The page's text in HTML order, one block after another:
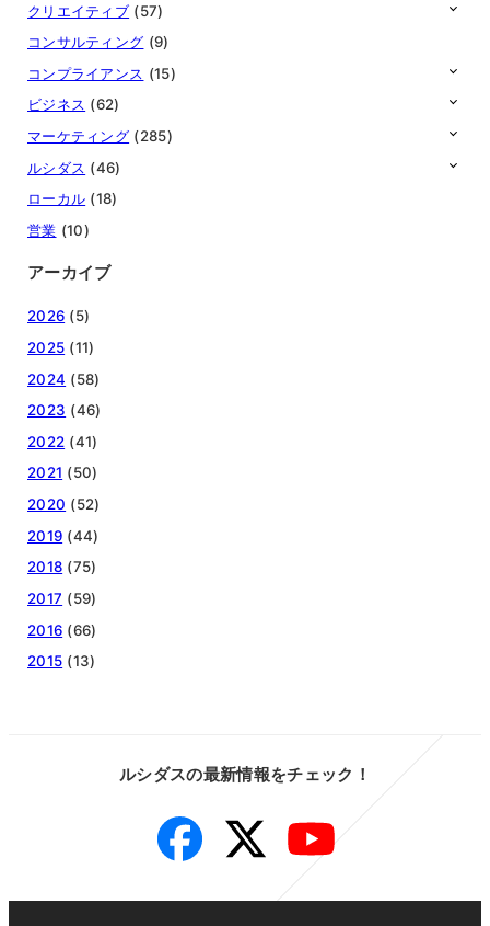
クリエイティブ (57)
コンサルティング (9)
コンプライアンス (15)
ビジネス (62)
マーケティング (285)
ルシダス (46)
ローカル (18)
営業 (10)
アーカイブ
2026 (5)
2025 (11)
2024 (58)
2023 (46)
2022 (41)
2021 (50)
2020 (52)
2019 (44)
2018 (75)
2017 (59)
2016 (66)
2015 (13)
ルシダスの最新情報をチェック！
Facebook Twitter YouTube